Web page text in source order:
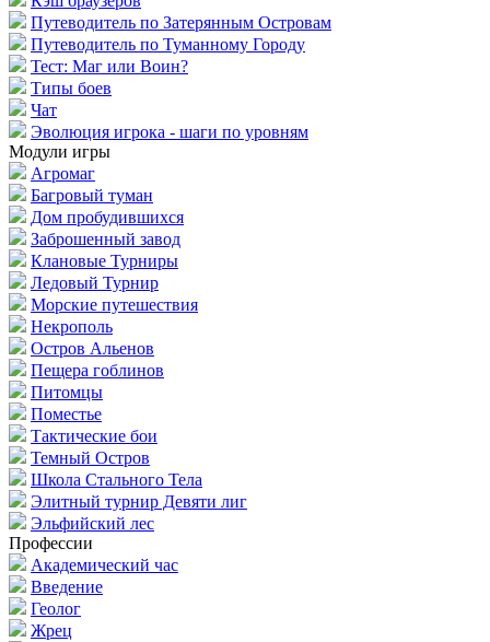
Путеводитель по Затерянным Островам
Путеводитель по Туманному Городу
Тест: Маг или Воин?
Типы боев
Чат
Эволюция игрока - шаги по уровням
Модули игры
Агромаг
Багровый туман
Дом пробудившихся
Заброшенный завод
Клановые Турниры
Ледовый Турнир
Морские путешествия
Некрополь
Остров Альенов
Пещера гоблинов
Питомцы
Поместье
Тактические бои
Темный Остров
Школа Стального Тела
Элитный турнир Девяти лиг
Эльфийский лес
Профессии
Академический час
Введение
Геолог
Жрец